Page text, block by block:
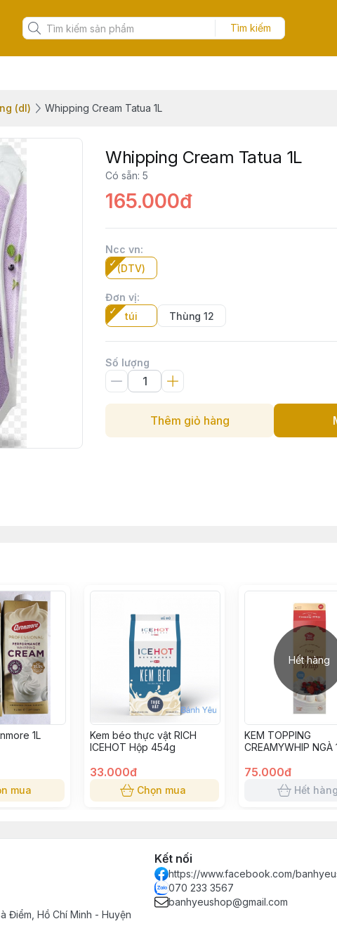
Tìm kiếm
(dl) Whipping Cream Tatua 1L
Whipping Cream Tatua 1L
Có sẵn: 5
165.000đ
Ncc vn:
(DTV)
Đơn vị:
túi
Thùng 12
Số lượng
Thêm giỏ hàng
1L
mua
Kem béo thực vật RICH
ICEHOT Hộp 454g
33.000đ
Chọn mua
Hết hàng
KEM TOPPING
CREAMYWHIP NGÀ
75.000đ
Hết hàng
Điểm, Hồ Chí Minh - Huyện
Kết nối
https://www.facebook.com/
070 233 3567
banhyeushop@gmail.com